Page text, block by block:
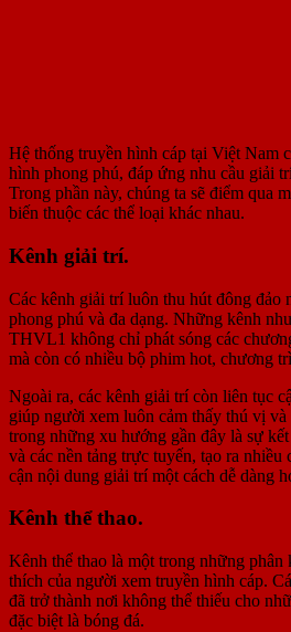
Hệ thống truyền hình cáp tại Việt Nam
hình phong phú, đáp ứng nhu cầu giải
Trong phần này, chúng ta sẽ điểm qua
biến thuộc các thể loại khác nhau.
Kênh giải trí.
Các kênh giải trí luôn thu hút đông đảo
phong phú và đa dạng. Những kênh
THVL1 không chỉ phát sóng các
mà còn có nhiều bộ phim hot, chương
Ngoài ra, các kênh giải trí còn liên tục
giúp người xem luôn cảm thấy thú vị
trong những xu hướng gần đây là sự
và các nền tảng trực tuyến, tạo ra
cận nội dung giải trí một cách dễ dàng
Kênh thể thao.
Kênh thể thao là một trong những phân
thích của người xem truyền hình cáp.
đã trở thành nơi không thể thiếu cho
đặc biệt là bóng đá.